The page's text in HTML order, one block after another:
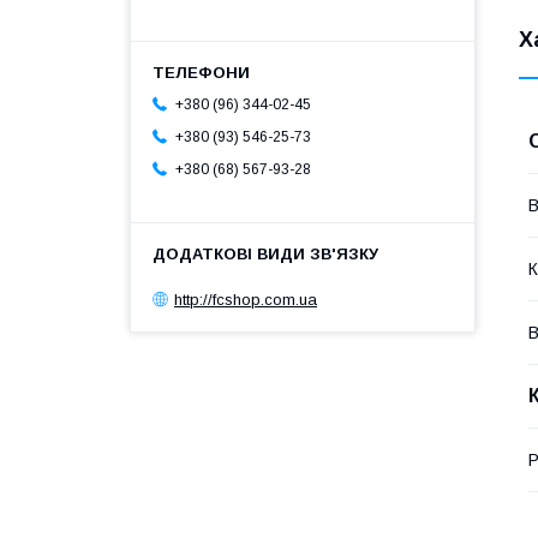
+380 (96) 344-02-45
+380 (93) 546-25-73
+380 (68) 567-93-28
http://fcshop.com.ua